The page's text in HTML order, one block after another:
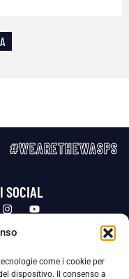
come i cookie per
dispositivo. Il consenso a
#WEARETHEWASPS
SOCIAL
figura specializzata che vigila sulle modalità